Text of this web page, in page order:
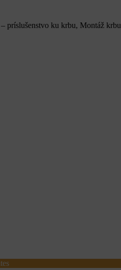
príslušenstvo ku krbu, Montáž krbu